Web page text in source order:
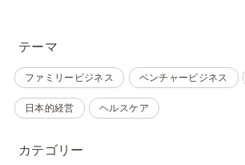
テーマ
ファミリービジネス ベンチャービジネス
日本的経営 ヘルスケア
カテゴリー